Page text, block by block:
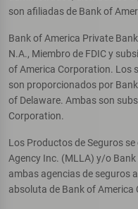
son afiliadas de Bank of
Bank of America Private
N.A., Miembro de FDIC y
of America Corporation. Los
son proporcionados por
of Delaware. Ambas son
Corporation.
Los Productos de Seguros
Agency Inc. (MLLA) y/o
ambas agencias de seguros
absoluta de Bank of America